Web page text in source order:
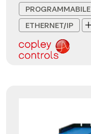
PROGRAMMABILE
ETHERNET/IP